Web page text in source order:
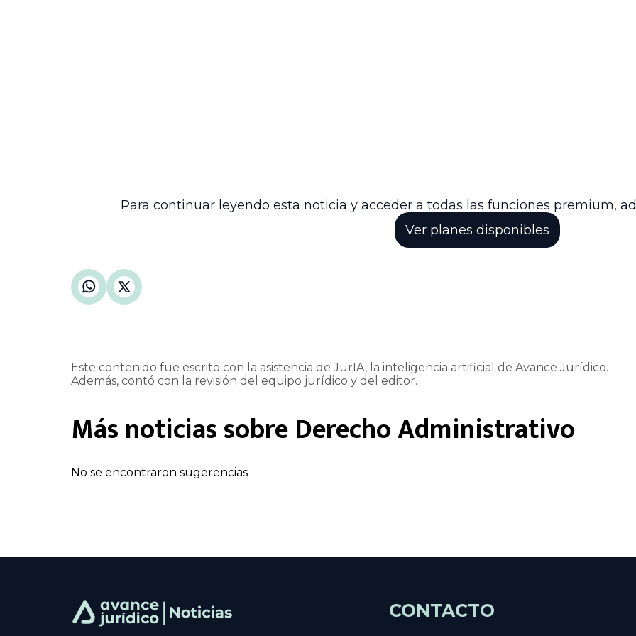
Para continuar leyendo esta noticia y acceder a todas las funciones premium,
Ver planes disponibles
Este contenido fue escrito con la asistencia de JurIA, la inteligencia artificial de Avance Jurídico.
Además, contó con la revisión del equipo jurídico y del editor.
Más noticias sobreDerecho Administrativo
No se encontraron sugerencias
CONTACTO